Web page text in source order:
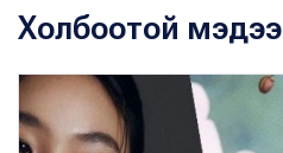
Холбоотой мэдээ